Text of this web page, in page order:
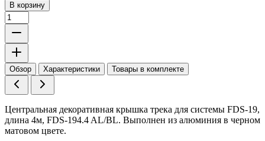
В корзину
Обзор Характеристики Товары в комплекте
Центральная декоративная крышка трека для системы FDS-19,
длина 4м, FDS-194.4 AL/BL. Выполнен из алюминия в черном
матовом цвете.